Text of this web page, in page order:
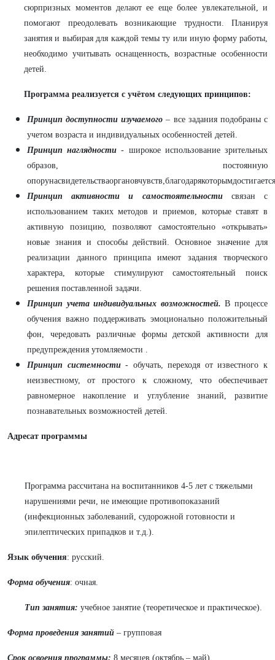
сюрпризных моментов делают ее еще более увлекательной, и
помогают преодолевать возникающие трудности. Планируя
занятия и выбирая для каждой темы ту или иную форму работы,
необходимо учитывать оснащенность, возрастные особенности
детей.
Программа реализуется с учётом следующих принципов:
Принцип доступности изучаемого – все задания подобраны с
учетом возраста и индивидуальных особенностей детей.
Принцип наглядности - широкое использование зрительных
образов, постоянную
Принцип активности и самостоятельности связан с
использованием таких методов и приемов, которые ставят в
активную позицию, позволяют самостоятельно «открывать»
новые знания и способы действий. Основное значение для
реализации данного принципа имеют задания творческого
характера, которые стимулируют самостоятельный поиск
решения поставленной задачи.
Принцип учета индивидуальных возможностей. В процессе
обучения важно поддерживать эмоционально положительный
фон, чередовать различные формы детской активности для
предупреждения утомляемости .
Принцип системности- обучать, переходя от известного к
неизвестному, от простого к сложному, что обеспечивает
равномерное накопление и углубление знаний, развитие
познавательных возможностей детей.
Адресат программы
Программа рассчитана на воспитанников 4-5 лет с тяжелыми
нарушениями речи, не имеющие противопоказаний
(инфекционных заболеваний, судорожной готовности и
эпилептических припадков и т.д.).
Язык обучения: русский.
Форма обучения: очная.
Тип занятия: учебное занятие (теоретическое и практическое).
Форма проведения занятий – групповая
Срок освоения программы: 8 месяцев (октябрь – май).